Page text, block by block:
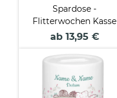
Spardose -
Flitterwochen Kasse
ab 13,95 €